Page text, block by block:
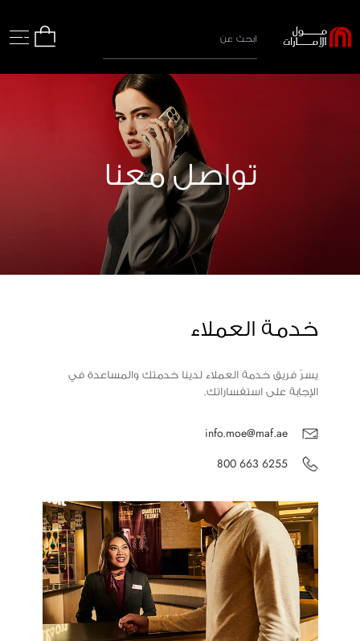
تواصل معنا
خدمة العملاء
يسرّ فريق خدمة العملاء لدينا خدمتك والمساعدة في
الإجابة على استفساراتك.
info.moe@maf.ae
800 663 6255